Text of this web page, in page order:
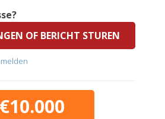
OF BERICHT STUREN
€10.000